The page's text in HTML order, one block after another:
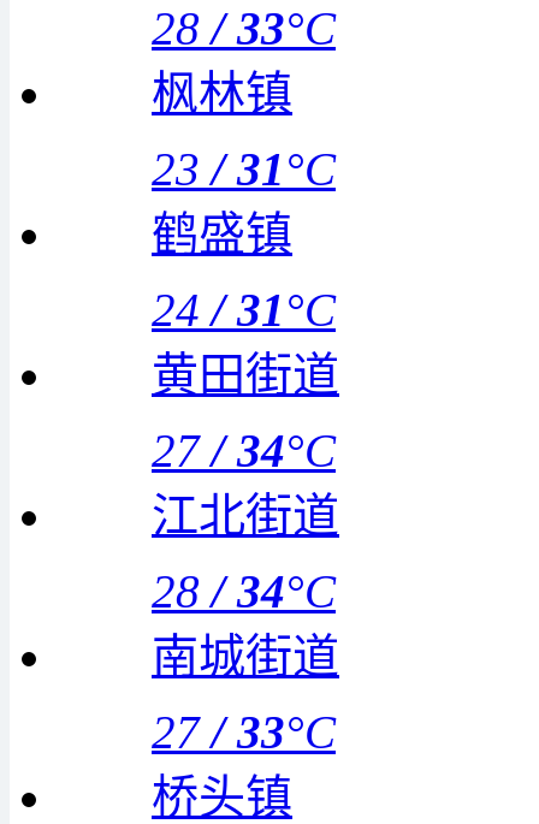
28 /33°C
枫林镇
23 /31°C
鹤盛镇
24 /31°C
黄田街道
27 /34°C
江北街道
28 /34°C
南城街道
27 /33°C
桥头镇